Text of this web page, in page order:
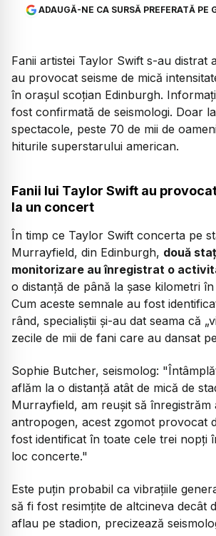
ADAUGĂ-NE CA SURSĂ PREFERATĂ PE
Fanii artistei Taylor Swift s-au distrat
au provocat seisme de mică
în orașul scoțian Edinburgh.
fost confirmată de seismologi. Doar
spectacole, peste 70 de mii de
hiturile superstarului american.
Fanii lui Taylor Swift au
la un concert
În timp ce Taylor Swift concerta pe
Murrayfield, din Edinburgh, două
monitorizare au înregistrat o
o distanţă de până la şase kilometri
Cum aceste semnale au fost
rând, specialiștii și-au dat seama că
zecile de mii de fani care au dansat
Sophie Butcher, seismolog:
aflăm la o distanță atât de mică de
Murrayfield, am reușit să înregistrăm
antropogen, acest zgomot provocat
fost identificat în toate cele trei nopți
loc concerte."
Este puţin probabil ca vibraţiile
să fi fost resimţite de altcineva decât
aflau pe stadion, precizează